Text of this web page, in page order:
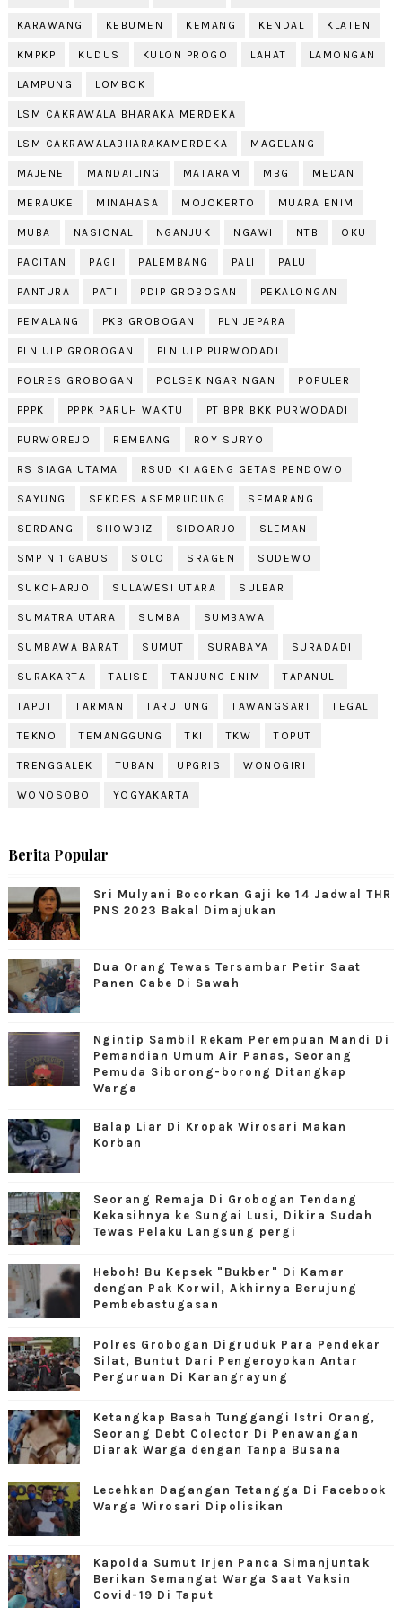
KARAWANG KEBUMEN KEMANG KENDAL KLATEN
KMPKP KUDUS KULON PROGO LAHAT LAMONGAN
LAMPUNG LOMBOK
LSM CAKRAWALA BHARAKA MERDEKA
LSM CAKRAWALABHARAKAMERDEKA MAGELANG
MAJENE MANDAILING MATARAM MBG MEDAN
MERAUKE MINAHASA MOJOKERTO MUARA ENIM
MUBA NASIONAL NGANJUK NGAWI NTB OKU
PACITAN PAGI PALEMBANG PALI PALU
PANTURA PATI PDIP GROBOGAN PEKALONGAN
PEMALANG PKB GROBOGAN PLN JEPARA
PLN ULP GROBOGAN PLN ULP PURWODADI
POLRES GROBOGAN POLSEK NGARINGAN POPULER
PPPK PPPK PARUH WAKTU PT BPR BKK PURWODADI
PURWOREJO REMBANG ROY SURYO
RS SIAGA UTAMA RSUD KI AGENG GETAS PENDOWO
SAYUNG SEKDES ASEMRUDUNG SEMARANG
SERDANG SHOWBIZ SIDOARJO SLEMAN
SMP N 1 GABUS SOLO SRAGEN SUDEWO
SUKOHARJO SULAWESI UTARA SULBAR
SUMATRA UTARA SUMBA SUMBAWA
SUMBAWA BARAT SUMUT SURABAYA SURADADI
SURAKARTA TALISE TANJUNG ENIM TAPANULI
TAPUT TARMAN TARUTUNG TAWANGSARI TEGAL
TEKNO TEMANGGUNG TKI TKW TOPUT
TRENGGALEK TUBAN UPGRIS WONOGIRI
WONOSOBO YOGYAKARTA
Berita Popular
Sri Mulyani Bocorkan Gaji ke 14 Jadwal THR
PNS 2023 Bakal Dimajukan
Dua Orang Tewas Tersambar Petir Saat
Panen Cabe Di Sawah
Ngintip Sambil Rekam Perempuan Mandi Di
Pemandian Umum Air Panas, Seorang
Pemuda Siborong-borong Ditangkap
Warga
Balap Liar Di Kropak Wirosari Makan
Korban
Seorang Remaja Di Grobogan Tendang
Kekasihnya ke Sungai Lusi, Dikira Sudah
Tewas Pelaku Langsung pergi
Heboh! Bu Kepsek "Bukber" Di Kamar
dengan Pak Korwil, Akhirnya Berujung
Pembebastugasan
Polres Grobogan Digruduk Para Pendekar
Silat, Buntut Dari Pengeroyokan Antar
Perguruan Di Karangrayung
Ketangkap Basah Tunggangi Istri Orang,
Seorang Debt Colector Di Penawangan
Diarak Warga dengan Tanpa Busana
Lecehkan Dagangan Tetangga Di Facebook
Warga Wirosari Dipolisikan
Kapolda Sumut Irjen Panca Simanjuntak
Berikan Semangat Warga Saat Vaksin
Covid-19 Di Taput